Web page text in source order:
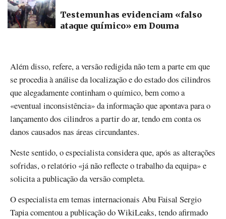
Testemunhas evidenciam «falso
ataque químico» em Douma
Além disso, refere, a versão redigida não tem a parte em que
se procedia à análise da localização e do estado dos cilindros
que alegadamente continham o químico, bem como a
«eventual inconsistência» da informação que apontava para o
lançamento dos cilindros a partir do ar, tendo em conta os
danos causados nas áreas circundantes.
Neste sentido, o especialista considera que, após as alterações
sofridas, o relatório «já não reflecte o trabalho da equipa» e
solicita a publicação da versão completa.
O especialista em temas internacionais Abu Faisal Sergio
Tapia comentou a publicação do WikiLeaks, tendo afirmado